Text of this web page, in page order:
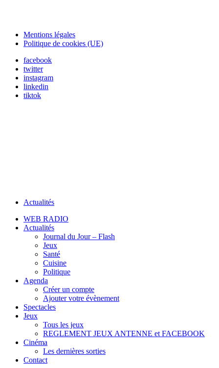
Mentions légales
Politique de cookies (UE)
facebook
twitter
instagram
linkedin
tiktok
Actualités
WEB RADIO
Actualités
Journal du Jour – Flash
Jeux
Santé
Cuisine
Politique
Agenda
Créer un compte
Ajouter votre évènement
Spectacles
Jeux
Tous les jeux
REGLEMENT JEUX ANTENNE et FACEBOOK
Cinéma
Les dernières sorties
Contact